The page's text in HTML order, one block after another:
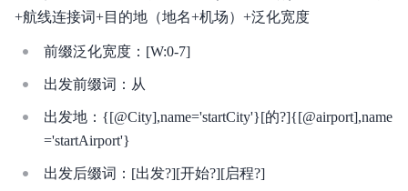
+航线连接词+目的地（地名+机场）+泛化宽度
前缀泛化宽度：[W:0-7]
出发前缀词：从
出发地：{[@City],name='startCity'}[的?]{[@airport],name
='startAirport'}
出发后缀词：[出发?][开始?][启程?]